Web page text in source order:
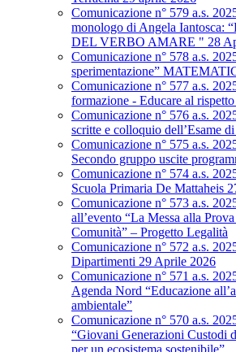
Comunicazione n° 579 a.s.
monologo di Angela Iantosca:
DEL VERBO AMARE " 28
Comunicazione n° 578 a.s.
sperimentazione”
Comunicazione n° 577 a.s.
formazione - Educare al
Comunicazione n° 576 a.s.
scritte e colloquio dell’Esame
Comunicazione n° 575 a.s.
Secondo gruppo uscite
Comunicazione n° 574 a.s.
Scuola Primaria De Mattaheis
Comunicazione n° 573 a.s.
all’evento “La Messa alla
Comunità” – Progetto Legalità
Comunicazione n° 572 a.s.
Dipartimenti 29 Aprile 2026
Comunicazione n° 571 a.s.
Agenda Nord “Educazione
ambientale”
Comunicazione n° 570 a.s.
“Giovani Generazioni Custodi